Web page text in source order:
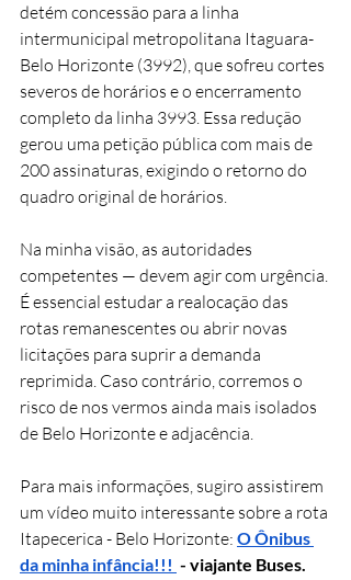
detém concessão para a linha
intermunicipal metropolitana Itaguara-
Belo Horizonte (3992), que sofreu cortes
severos de horários e o encerramento
completo da linha 3993. Essa redução
gerou uma petição pública com mais de
200 assinaturas, exigindo o retorno do
quadro original de horários.
Na minha visão, as autoridades
competentes — devem agir com urgência.
É essencial estudar a realocação das
rotas remanescentes ou abrir novas
licitações para suprir a demanda
reprimida. Caso contrário, corremos o
risco de nos vermos ainda mais isolados
de Belo Horizonte e adjacência.
Para mais informações, sugiro assistirem
um vídeo muito interessante sobre a rota
Itapecerica - Belo Horizonte: O Ônibus
da minha infância!!! - viajante Buses.